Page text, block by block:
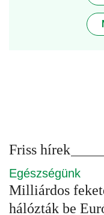
Friss hírek
Egészségünk
Milliárdos
hálózták be